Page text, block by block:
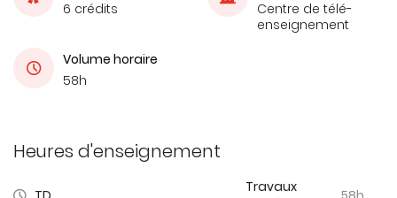
6 crédits
Centre de télé-
enseignement
Volume horaire
58h
Heures d'enseignement
Travaux